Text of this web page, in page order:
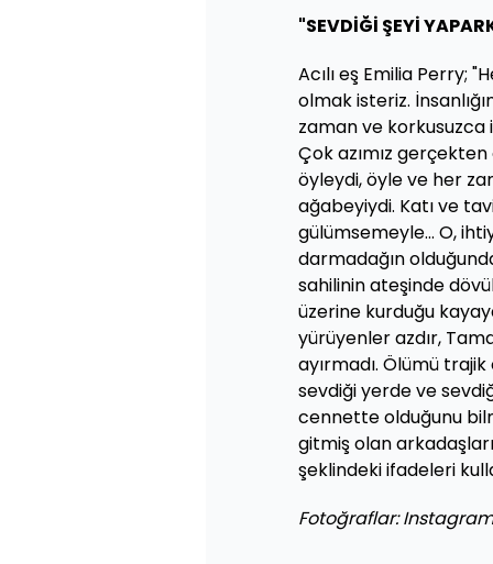
"SEVDİĞİ ŞEYİ
Acılı eş Emilia Perry;
olmak isteriz.
zaman ve korkusuzca
Çok azımız
öyleydi, öyle ve her
ağabeyiydi. Katı ve
gülümsemeyle... O,
darmadağın
sahilinin ateşinde
üzerine kurduğu
yürüyenler azdır,
ayırmadı. Ölümü
sevdiği yerde ve
cennette olduğunu
gitmiş olan
şeklindeki ifadeleri
Fotoğraflar: Instagram